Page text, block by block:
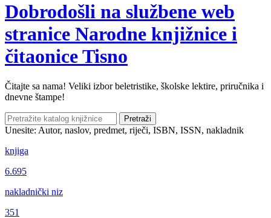
Dobrodošli na službene web
stranice Narodne knjižnice i
čitaonice Tisno
Čitajte sa nama! Veliki izbor beletristike, školske lektire, priručnika i
dnevne štampe!
Pretraži
Unesite: Autor, naslov, predmet, riječi, ISBN, ISSN, nakladnik
knjiga
6.695
nakladnički niz
351